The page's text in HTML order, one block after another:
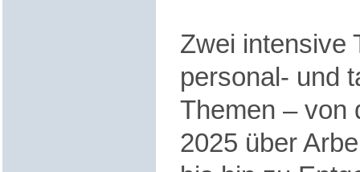
Zwei intensive
personal‑ und
Themen – von
2025 über